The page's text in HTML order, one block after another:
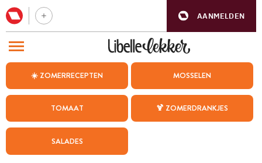
AANMELDEN
☀️ ZOMERRECEPTEN MOSSELEN
TOMAAT 🍹 ZOMERDRANKJES
SALADES
BEZOEK ONZE ANDERE WEBSITES
WEEKMENU
CHAT MET MAIA